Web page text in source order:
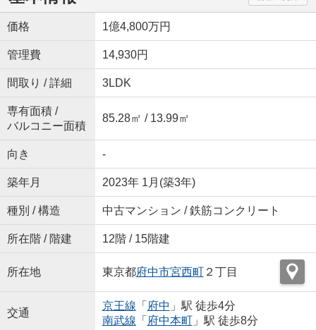
価格 1億4,800万円
管理費 14,930円
間取り / 詳細 3LDK
専有面積 /
バルコニー面積
85.28㎡ / 13.99㎡
向き -
築年月 2023年 1月(築3年)
種別 / 構造 中古マンション / 鉄筋コンクリート
所在階 / 階建 12階 / 15階建
所在地 東京都府中市宮西町２丁目
交通
京王線 「 府中 」駅 徒歩4分
南武線 「 府中本町」駅 徒歩8分